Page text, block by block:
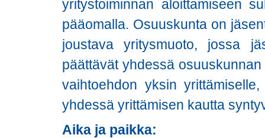
yritystoiminnan aloittamiseen
pääomalla. Osuuskunta on
joustava yritysmuoto, jossa
päättävät yhdessä
vaihtoehdon yksin
yhdessä yrittämisen kautta
Aika ja paikka: